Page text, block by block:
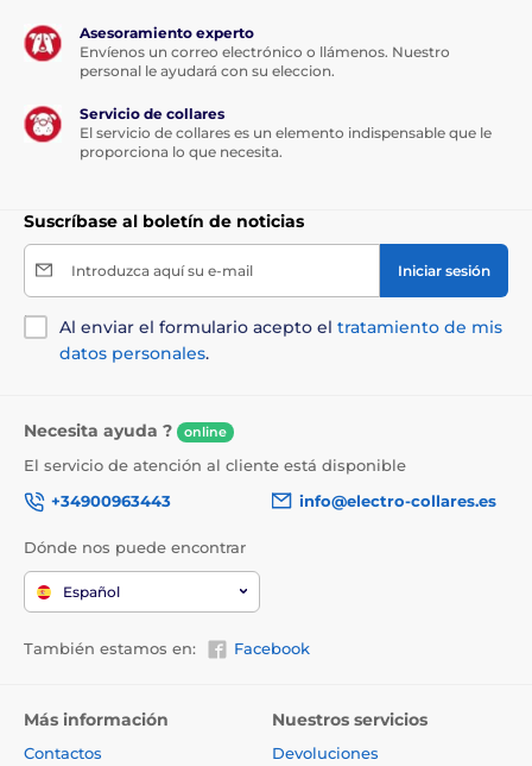
Asesoramiento experto
Envíenos un correo electrónico o llámenos. Nuestro
personal le ayudará con su eleccion.
Servicio de collares
El servicio de collares es un elemento indispensable que le
proporciona lo que necesita.
Suscríbase al boletín de noticias
Introduzca aquí su e-mail Iniciar sesión
Al enviar el formulario acepto el tratamiento de mis
datos personales.
Necesita ayuda ? online
El servicio de atención al cliente está disponible
+34900963443
info@electro-collares.es
Dónde nos puede encontrar
Español
También estamos en: Facebook
Más información
Contactos
Nuestros servicios
Devoluciones